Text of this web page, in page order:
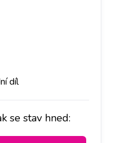
určit, co danou
dalším postupu a
díl
se stav hned: